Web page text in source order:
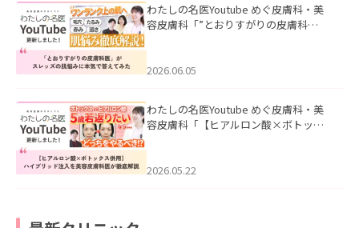
わたしの名医Youtube めぐ皮膚科・美
容皮膚科「”とおりすがりの皮膚科
2026.06.05
わたしの名医Youtube めぐ皮膚科・美
容皮膚科「【ヒアルロン酸×ボトック
た。
2026.05.22